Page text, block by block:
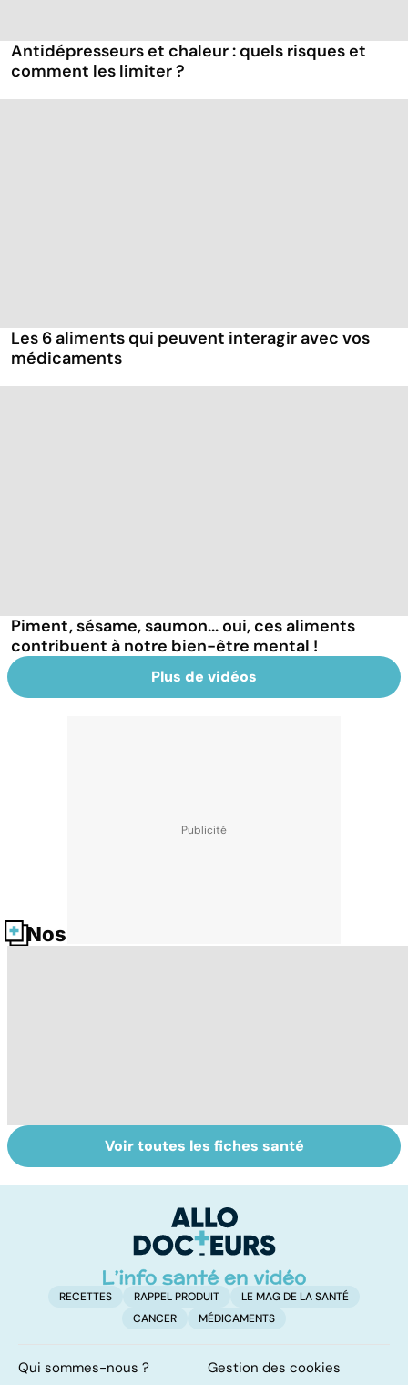
Antidépresseurs et chaleur : quels risques et
comment les limiter ?
Les 6 aliments qui peuvent interagir avec vos
médicaments
Piment, sésame, saumon... oui, ces aliments
contribuent à notre bien-être mental !
Plus de vidéos
Nos fiches santé
Post-partum : un
bouleversement
Troubles anxieux,
une anxiété
Voir toutes les fiches santé
RECETTES RAPPEL PRODUIT
LE MAG DE LA SANTÉ
CANCER
MÉDICAMENTS
Qui sommes-nous ?
Gestion des cookies